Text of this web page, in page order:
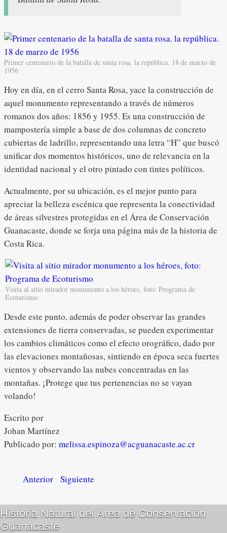
Primer centenario de la batalla de santa rosa. la república. 18 de marzo de
1956
Hoy en día, en el cerro Santa Rosa, yace la construcción de
aquel monumento representando a través de números
romanos dos años: 1856 y 1955. Es una construcción de
mampostería simple a base de dos columnas de concreto
cubiertas de ladrillo, representando una letra “H” que buscó
unificar dos momentos históricos, uno de relevancia en la
identidad nacional y el otro pintado con tintes políticos.
Actualmente, por su ubicación, es el mejor punto para
apreciar la belleza escénica que representa la conectividad
de áreas silvestres protegidas en el Área de Conservación
Guanacaste, donde se forja una página más de la historia de
Costa Rica.
Visita al sitio mirador monumento a los héroes, foto: Programa de
Ecoturismo
Desde este punto, además de poder observar las grandes
extensiones de tierra conservadas, se pueden experimentar
los cambios climáticos como el efecto orográfico, dado por
las elevaciones montañosas, sintiendo en época seca fuertes
vientos y observando las nubes concentradas en las
montañas. ¡Protege que tus pertenencias no se vayan
volando!
Escrito por
Johan Martínez
Publicado por: melissa.espinoza@acguanacaste.ac.cr
Anterior Siguiente
Historia Natural del Área de Conservación
Guanacaste